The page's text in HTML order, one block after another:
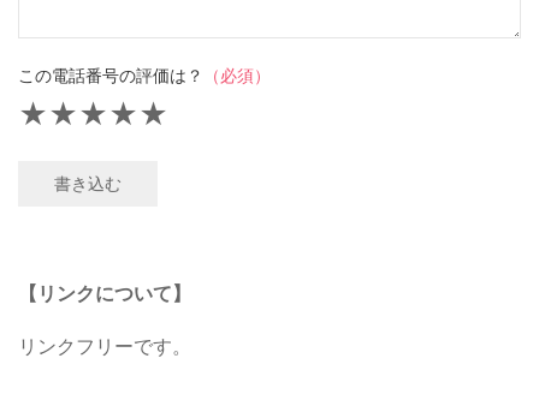
この電話番号の評価は？ （必須）
★
★
★
★
★
書き込む
【リンクについて】
リンクフリーです。